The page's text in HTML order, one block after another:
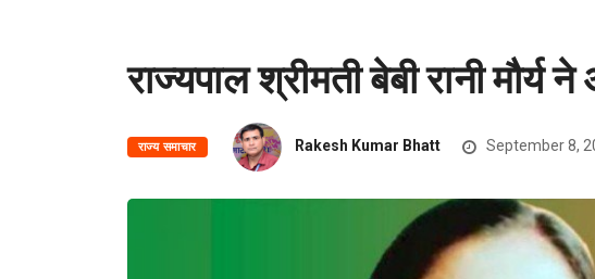
राज्यपाल श्रीमती बेबी रानी मौर्य
राज्य समाचार Rakesh Kumar Bhatt September 8,